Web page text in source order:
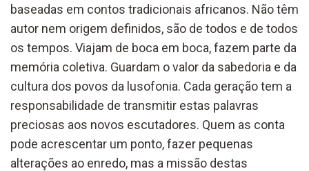
baseadas em contos tradicionais africanos. Não têm
autor nem origem definidos, são de todos e de todos
os tempos. Viajam de boca em boca, fazem parte da
memória coletiva. Guardam o valor da sabedoria e da
cultura dos povos da lusofonia. Cada geração tem a
responsabilidade de transmitir estas palavras
preciosas aos novos escutadores. Quem as conta
pode acrescentar um ponto, fazer pequenas
alterações ao enredo, mas a missão destas